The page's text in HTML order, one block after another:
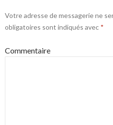
Votre adresse de messagerie ne
obligatoires sont indiqués avec *
Commentaire